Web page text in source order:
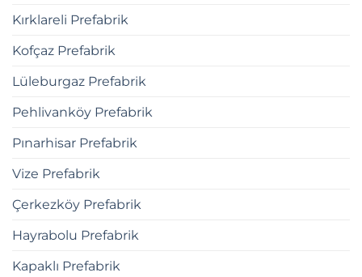
Kırklareli Prefabrik
Kofçaz Prefabrik
Lüleburgaz Prefabrik
Pehlivanköy Prefabrik
Pınarhisar Prefabrik
Vize Prefabrik
Çerkezköy Prefabrik
Hayrabolu Prefabrik
Kapaklı Prefabrik